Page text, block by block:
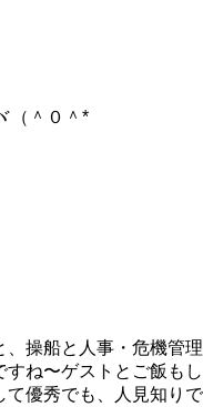
（＾０＾*
、操船と人事・危機管理
ね〜ゲストとご飯もし
て優秀でも、人見知りで